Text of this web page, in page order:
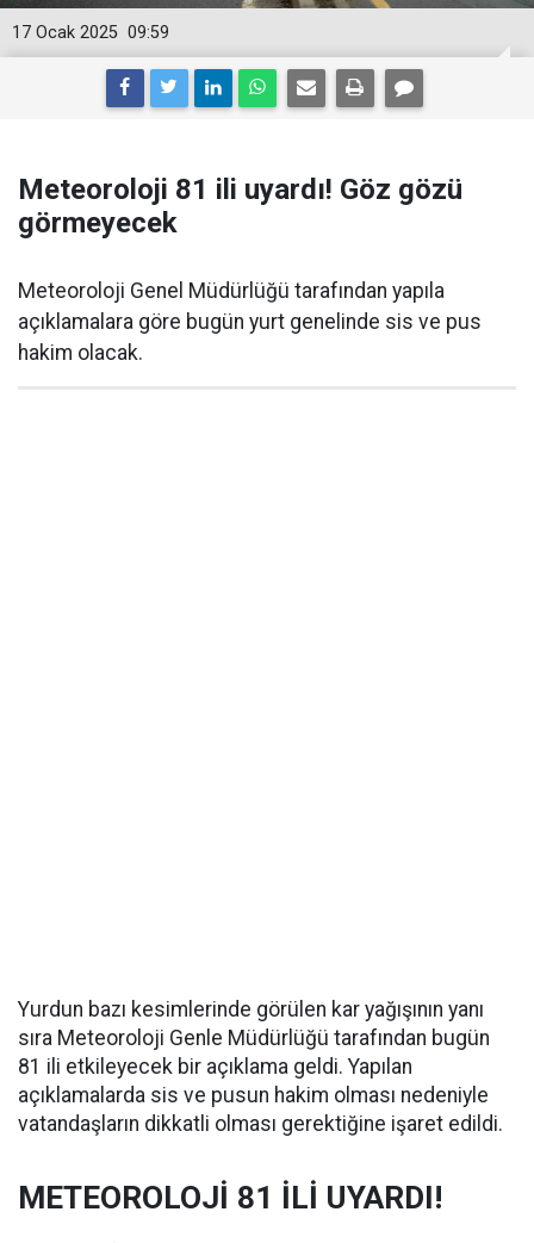
09:59
17 Ocak 2025
Meteoroloji 81 ili uyardı! Göz gözü
görmeyecek
Meteoroloji Genel Müdürlüğü tarafından yapıla
açıklamalara göre bugün yurt genelinde sis ve pus
hakim olacak.
Yurdun bazı kesimlerinde görülen kar yağışının yanı
sıra Meteoroloji Genle Müdürlüğü tarafından bugün
81 ili etkileyecek bir açıklama geldi. Yapılan
açıklamalarda sis ve pusun hakim olması nedeniyle
vatandaşların dikkatli olması gerektiğine işaret edildi.
METEOROLOJİ 81 İLİ UYARDI!